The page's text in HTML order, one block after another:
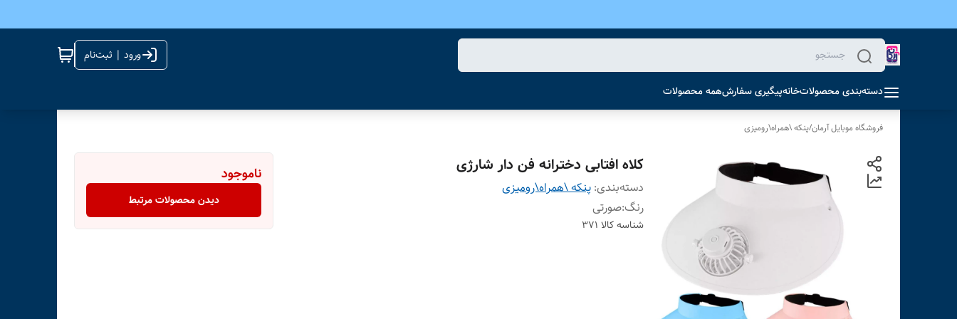
ورود | ثبت‌نام
دسته‌بندی محصولاتخانهپیگیری سفارشهمه محصولات
فروشگاه موبایل آرمان/پنکه \همراه\رومیزی
کلاه افتابی دخترانه فن دار شارژی
دسته‌بندی: پنکه \همراه\رومیزی
رنگ:صورتی
شناسه کالا 371
ناموجود
دیدن محصولات مرتبط